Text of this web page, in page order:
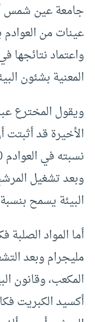
جامعة عين شمس
عينات من
واعتماد نتائجها
المعنية بشئون
ويقول المخترع
الأخيرة قد أثبتت
البيئة يسمح بنسبة 500 مليجرام في المتر المكعب.